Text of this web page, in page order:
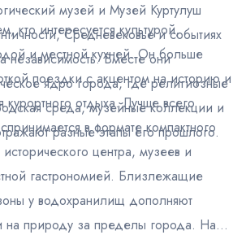
музей и Музей Куртулуш
Средневековье и событиях
независимость. Вместе они
ядро города, где религиозные
среда, музейные коллекции и
разные этапы его прошлого.
кто интересуется культурой,
и местной кухней. Он больше
поездки с акцентом на историю и
отдыха. Лучше всего
в формате компактного
центра, музеев и
гастрономией. Близлежащие
у водохранилищ дополняют
на природу за пределы города. На